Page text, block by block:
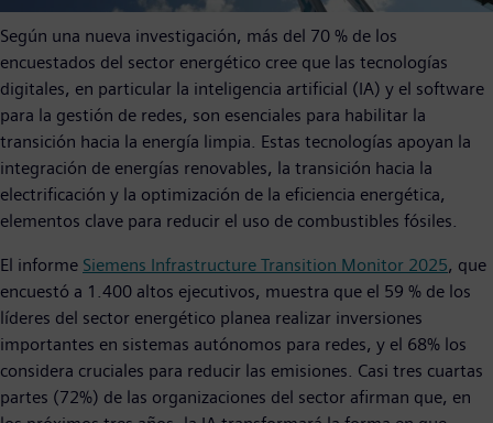
Según una nueva investigación, más del 70 % de los
encuestados del sector energético cree que las tecnologías
digitales, en particular la inteligencia artificial (IA) y el software
para la gestión de redes, son esenciales para habilitar la
transición hacia la energía limpia. Estas tecnologías apoyan la
integración de energías renovables, la transición hacia la
electrificación y la optimización de la eficiencia energética,
elementos clave para reducir el uso de combustibles fósiles.
El informe Siemens Infrastructure Transition Monitor 2025, que
encuestó a 1.400 altos ejecutivos, muestra que el 59 % de los
líderes del sector energético planea realizar inversiones
importantes en sistemas autónomos para redes, y el 68% los
considera cruciales para reducir las emisiones. Casi tres cuartas
partes (72%) de las organizaciones del sector afirman que, en